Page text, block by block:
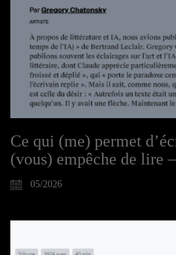
Ce qui (me) permet
(vous) empêche de lire
05/2026